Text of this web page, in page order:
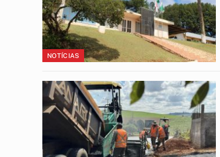
NOTÍCIAS